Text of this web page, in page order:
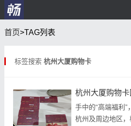
首页>TAG列表
标签搜索 杭州大厦购物卡
手中的“高端福利
杭州及周边地区